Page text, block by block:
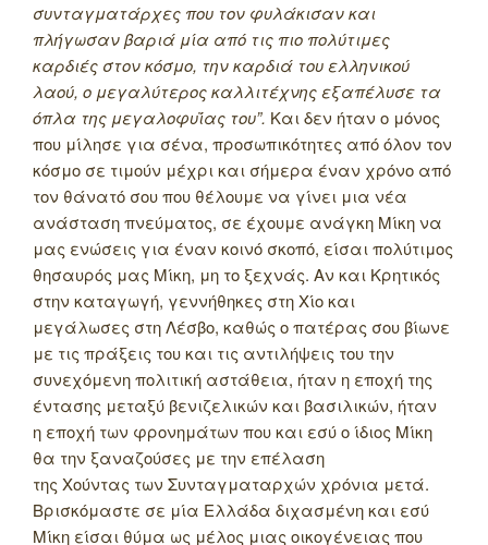
συνταγματάρχες που τον φυλάκισαν και
πλήγωσαν βαριά μία από τις πιο πολύτιμες
καρδιές στον κόσμο, την καρδιά του ελληνικού
λαού, ο μεγαλύτερος καλλιτέχνης εξαπέλυσε τα
όπλα της μεγαλοφυΐας του”. Και δεν ήταν ο μόνος
που μίλησε για σένα, προσωπικότητες από όλον τον
κόσμο σε τιμούν μέχρι και σήμερα έναν χρόνο από
τον θάνατό σου που θέλουμε να γίνει μια νέα
ανάσταση πνεύματος, σε έχουμε ανάγκη Μίκη να
μας ενώσεις για έναν κοινό σκοπό, είσαι πολύτιμος
θησαυρός μας Μίκη, μη το ξεχνάς. Αν και Κρητικός
στην καταγωγή, γεννήθηκες στη Χίο και
μεγάλωσες στη Λέσβο, καθώς ο πατέρας σου βίωνε
με τις πράξεις του και τις αντιλήψεις του την
συνεχόμενη πολιτική αστάθεια, ήταν η εποχή της
έντασης μεταξύ βενιζελικών και βασιλικών, ήταν
η εποχή των φρονημάτων που και εσύ ο ίδιος Μίκη
θα την ξαναζούσες με την επέλαση
της Χούντας των Συνταγματαρχών χρόνια μετά.
Βρισκόμαστε σε μία Ελλάδα διχασμένη και εσύ
Μίκη είσαι θύμα ως μέλος μιας οικογένειας που